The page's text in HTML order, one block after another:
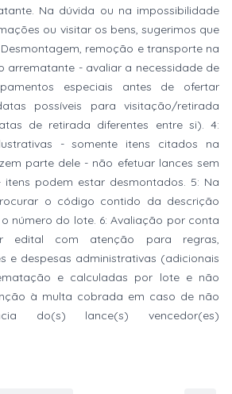
Na dúvida ou na impossibilidade
ou visitar os bens, sugerimos que
remoção e transporte na
arrematante - avaliar a necessidade de
especiais antes de ofertar
possíveis para visitação/retirada
de retirada diferentes entre si). 4:
- somente itens citados na
parte dele - não efetuar lances sem
podem estar desmontados. 5: Na
o código contido da descrição
número do lote. 6: Avaliação por conta
edital com atenção para regras,
e despesas administrativas (adicionais
e calculadas por lote e não
à multa cobrada em caso de não
do(s) lance(s) vencedor(es)